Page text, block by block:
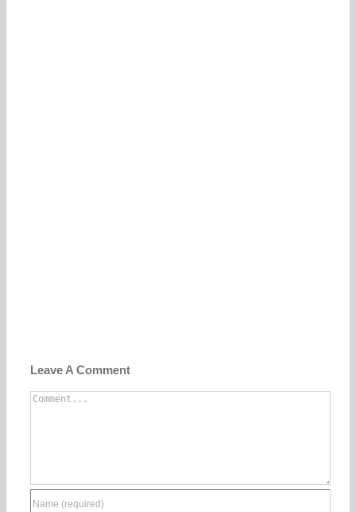
Leave A Comment
Comment